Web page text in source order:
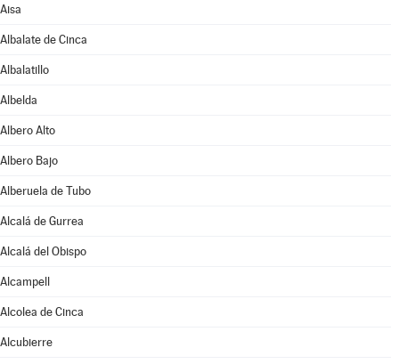
Aisa
Albalate de Cinca
Albalatillo
Albelda
Albero Alto
Albero Bajo
Alberuela de Tubo
Alcalá de Gurrea
Alcalá del Obispo
Alcampell
Alcolea de Cinca
Alcubierre